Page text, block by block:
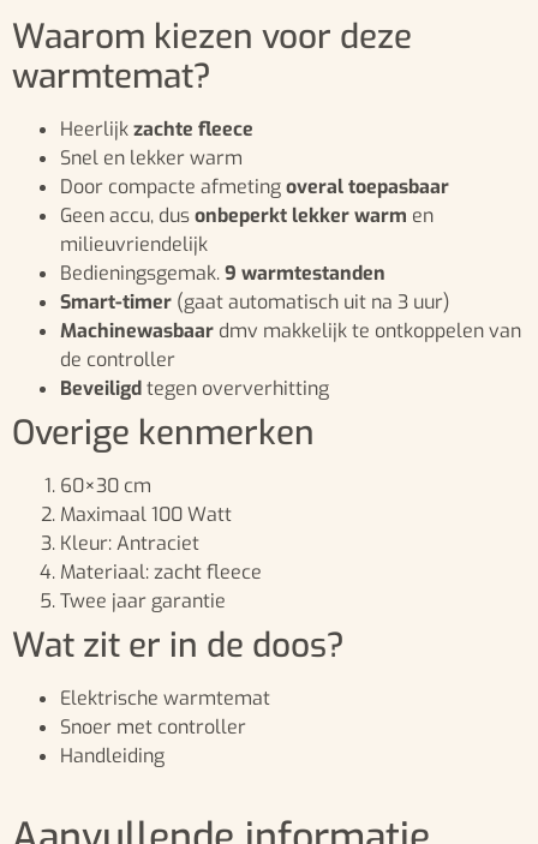
Waarom kiezen voor deze
warmtemat?
Heerlijkzachte fleece
Snel en lekker warm
Door compacte afmetingoveral toepasbaar
Geen accu, dusonbeperkt lekker warm en
milieuvriendelijk
Bedieningsgemak.9 warmtestanden
Smart-timer (gaat automatisch uit na 3 uur)
Machinewasbaar dmv makkelijk te ontkoppelen van
de controller
Beveiligdtegen oververhitting
Overige kenmerken
60×30 cm
Maximaal 100 Watt
Kleur: Antraciet
Materiaal: zacht fleece
Twee jaar garantie
Wat zit er in de doos?
Elektrische warmtemat
Snoer met controller
Handleiding